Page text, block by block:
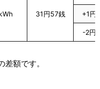
31円57銭 +1円
-2円
額です。